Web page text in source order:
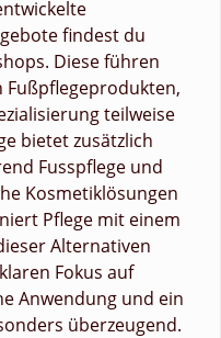
findest du
Diese führen
Fußpflegeprodukten,
teilweise
bietet zusätzlich
Fusspflege und
Kosmetiklösungen
Pflege mit einem
Alternativen
Fokus auf
Anwendung und ein
überzeugend.